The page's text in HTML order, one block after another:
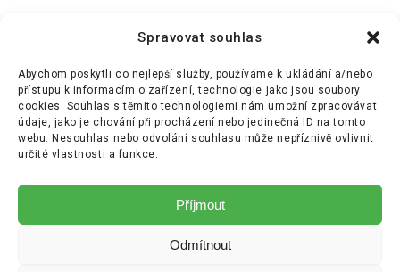
Spravovat souhlas
Abychom poskytli co nejlepší služby, používáme k ukládání a/nebo
přístupu k informacím o zařízení, technologie jako jsou soubory
cookies. Souhlas s těmito technologiemi nám umožní zpracovávat
údaje, jako je chování při procházení nebo jedinečná ID na tomto
webu. Nesouhlas nebo odvolání souhlasu může nepříznivě ovlivnit
určité vlastnosti a funkce.
Příjmout
Odmítnout